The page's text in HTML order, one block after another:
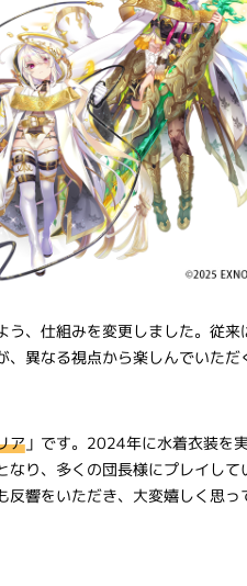
う、仕組みを変更しました。従来
異なる視点から楽しんでいただ
ア」です。2024年に水着衣装を
なり、多くの団長様にプレイして
響をいただき、大変嬉しく思っ